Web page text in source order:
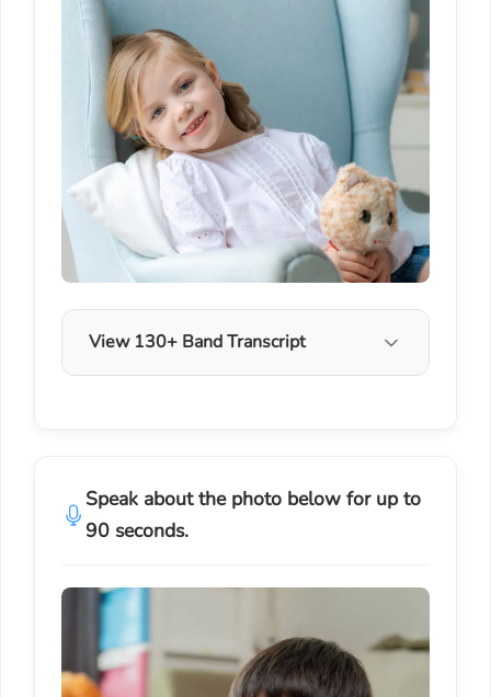
View 130+ Band Transcript
Speak about the photo below for up to
90 seconds.